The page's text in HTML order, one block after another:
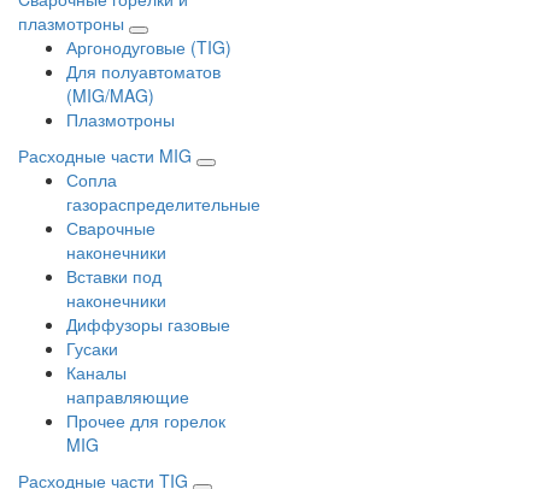
плазмотроны
Аргонодуговые (TIG)
Для полуавтоматов
(MIG/MAG)
Плазмотроны
Расходные части MIG
Сопла
газораспределительные
Сварочные
наконечники
Вставки под
наконечники
Диффузоры газовые
Гусаки
Каналы
направляющие
Прочее для горелок
MIG
Расходные части TIG